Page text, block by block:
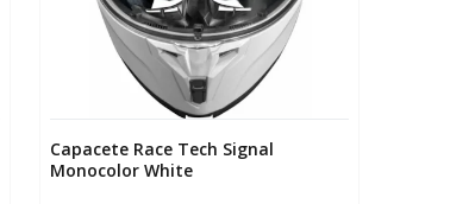
Capacete Race Tech Signal
Monocolor White